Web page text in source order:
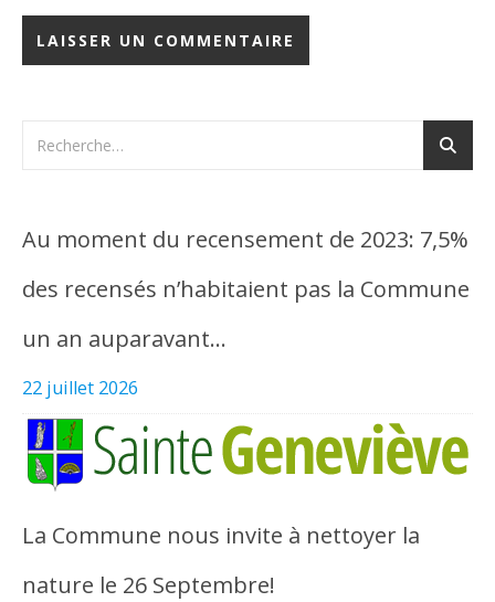
Au moment du recensement de 2023: 7,5%
des recensés n’habitaient pas la Commune
un an auparavant…
22 juillet 2026
La Commune nous invite à nettoyer la
nature le 26 Septembre!